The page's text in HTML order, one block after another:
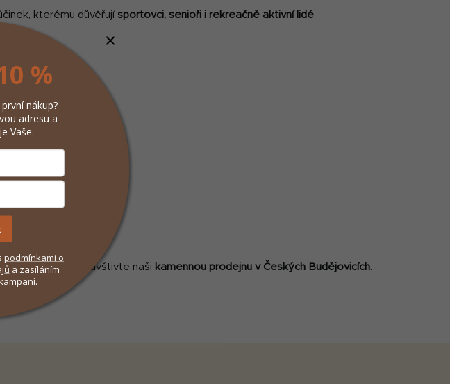
kterému důvěřujísportovci, senioři i rekreačně aktivní lidé.
formulář nebo navštivte naši kamennou prodejnu v Českých Budějovicích.
%
nákup?
adresu a
Vaše.
podmínkami o
a zasíláním